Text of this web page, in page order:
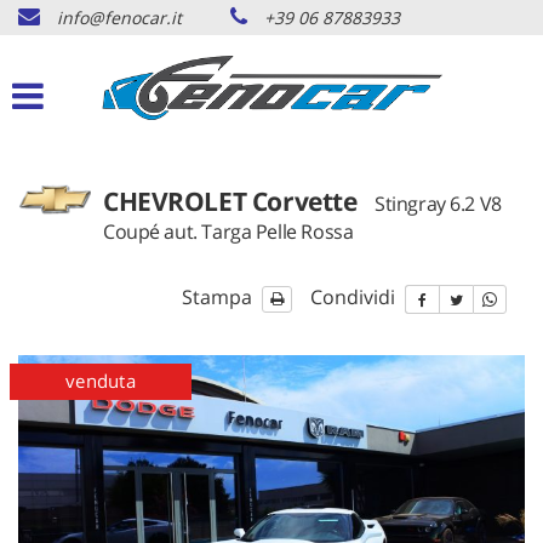
HOME
AUTO DISPONIBILI
AUTO VENDUTE
SERVIZI
CONTATTI
NEWS
info@fenocar.it +39 06 87883933
CHEVROLET Corvette
Stingray 6.2 V8
Coupé aut. Targa Pelle Rossa
Stampa Condividi
venduta
preferenze
di
Il
seguente
le
preferenze
di
consenso
alle
tecnologie